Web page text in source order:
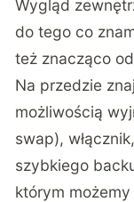
Wygląd
do tego co
też znacząco
Na przedzie
możliwością
swap),
szybkiego
którym